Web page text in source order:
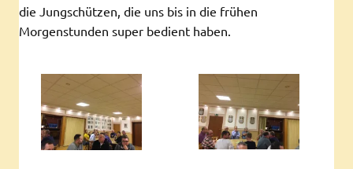
die Jungschützen, die uns bis in die frühen
Morgenstunden super bedient haben.